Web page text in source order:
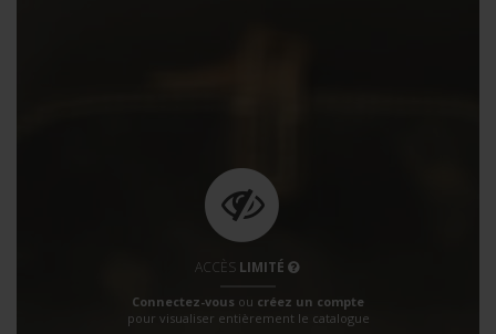
ACCÈS LIMITÉ
Connectez-vous ou créez un compte
pour visualiser entièrement le catalogue